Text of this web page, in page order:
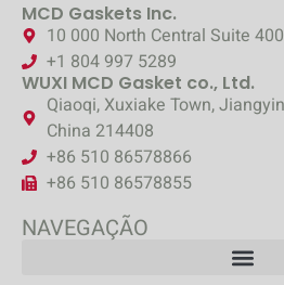
MCD Gaskets Inc.
10 000 North Central Suite
+1 804 997 5289
WUXI MCD Gasket co., Ltd.
Qiaoqi, Xuxiake Town,
China 214408
+86 510 86578866
+86 510 86578855
NAVEGAÇÃO